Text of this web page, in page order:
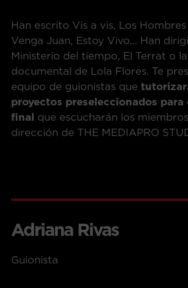
Han escrito Vis a vis, Los
Venga Juan, Estoy Vivo… Han
Ministerio del tiempo, El Terrat o
documental de Lola Flores. Te
equipo de guionistas que
proyectos preseleccionados
final que escucharán los
dirección de THE MEDIAPRO
Adriana Rivas
Guionista